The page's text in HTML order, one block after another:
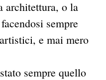
architettura, o la
sempre
e mai mero
sempre quello